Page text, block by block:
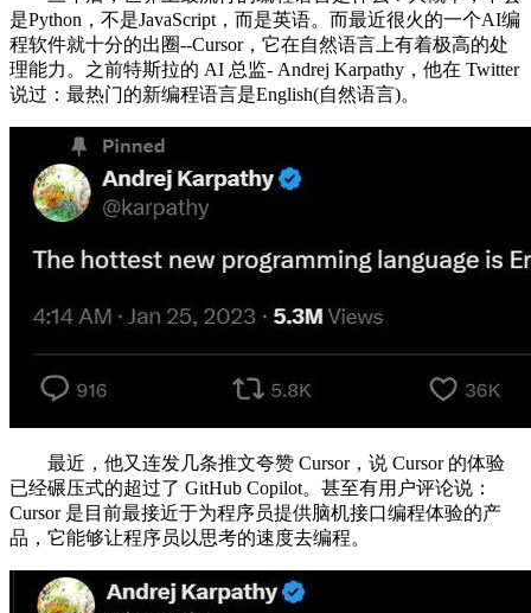
是Python，不是JavaScript，而是英语。而最近很火的一个AI编
程软件就十分的出圈--Cursor，它在自然语言上有着极高的处
理能力。之前特斯拉的 AI 总监- Andrej Karpathy，他在 Twitter
说过：最热门的新编程语言是English(自然语言)。
最近，他又连发几条推文夸赞 Cursor，说 Cursor 的体验
已经碾压式的超过了 GitHub Copilot。甚至有用户评论说：
Cursor 是目前最接近于为程序员提供脑机接口编程体验的产
品，它能够让程序员以思考的速度去编程。